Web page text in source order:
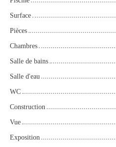
Surface
Pièces
Chambres
Salle de bains
Salle d'eau
WC
Construction
Vue
Exposition